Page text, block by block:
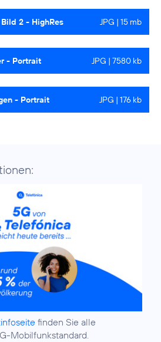
2 - HighRes JPG | 15 mb
- Portrait JPG | 7580 kb
- Portrait JPG | 176 kb
finden Sie alle
Mobilfunkstandard.